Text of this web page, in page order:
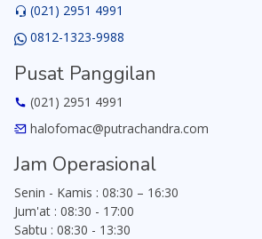
(021) 2951 4991
0812-1323-9988
Pusat Panggilan
(021) 2951 4991
halofomac@putrachandra.com
Jam Operasional
Senin - Kamis : 08:30 – 16:30
Jum'at : 08:30 - 17:00
Sabtu : 08:30 - 13:30